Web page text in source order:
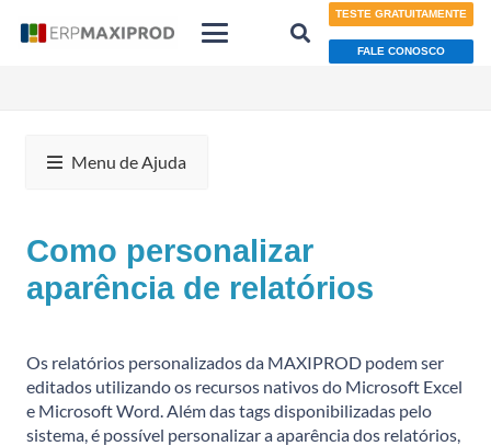
TESTE GRATUITAMENTE
FALE CONOSCO
Menu de Ajuda
Como personalizar
aparência de relatórios
Os relatórios personalizados da MAXIPROD podem ser
editados utilizando os recursos nativos do Microsoft Excel
e Microsoft Word. Além das tags disponibilizadas pelo
sistema, é possível personalizar a aparência dos relatórios,